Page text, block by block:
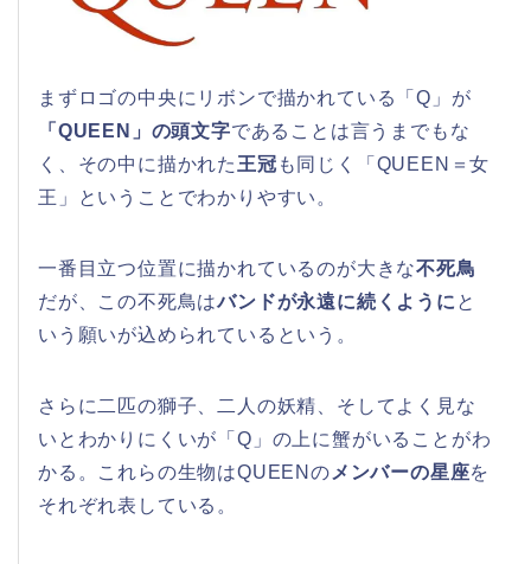
まずロゴの中央にリボンで描かれている「Q」が
「QUEEN」の頭文字であることは言うまでもな
く、その中に描かれた 王冠 も同じく「QUEEN＝女
王」ということでわかりやすい。
一番目立つ位置に描かれているのが大きな不死鳥
だが、この不死鳥はバンドが永遠に続くように と
いう願いが込められているという。
さらに二匹の獅子、二人の妖精、そしてよく見な
いとわかりにくいが「Q」の上に蟹がいることがわ
かる。これらの生物はQUEENの メンバーの星座を
それぞれ表している。